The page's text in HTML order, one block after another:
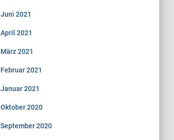
Juni 2021
April 2021
März 2021
Februar 2021
Januar 2021
Oktober 2020
September 2020